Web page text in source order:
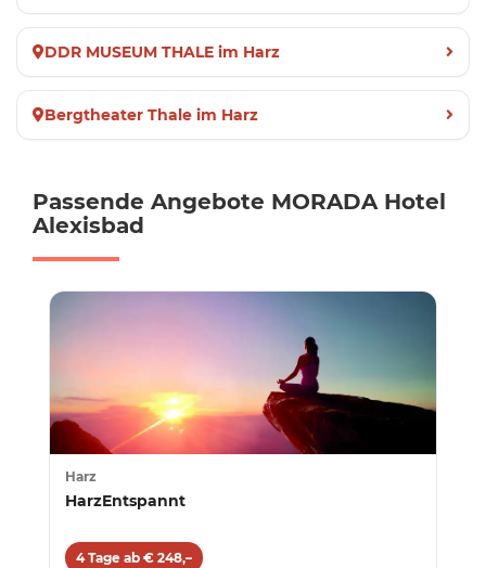
DDR MUSEUM THALE im Harz
Bergtheater Thale im Harz
Passende Angebote MORADA Hotel
Alexisbad
Harz
HarzEntspannt
4 Tage ab € 248,–